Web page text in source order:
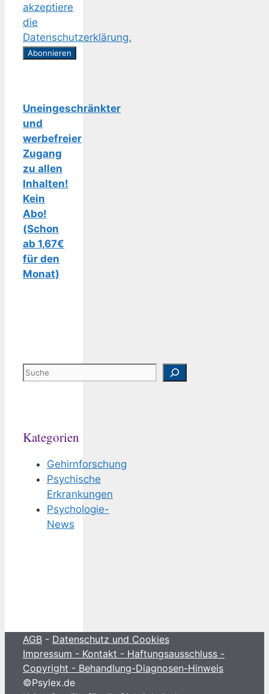
akzeptiere
die
Datenschutzerklärung.
Uneingeschränkter
und
werbefreier
Zugang
zu allen
Inhalten!
Kein
Abo!
(Schon
ab 1,67€
für den
Monat)
Suchen
Kategorien
Gehirnforschung
Psychische
Erkrankungen
Psychologie-
News
AGB - Datenschutz und Cookies
Impressum - Kontakt - Haftungsausschluss -
Copyright - Behandlung-Diagnosen-Hinweis
©Psylex.de